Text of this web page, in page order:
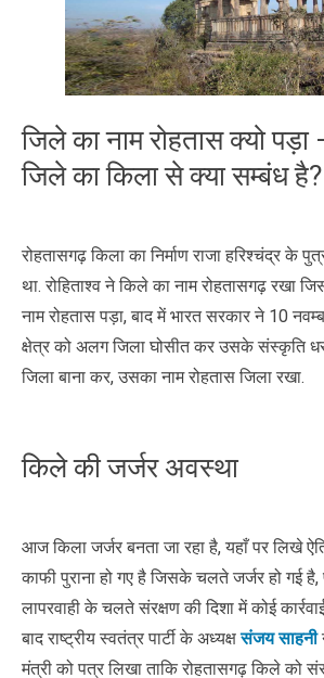
जिले का नाम रोहतास क्यो पड़ा
जिले का किला से क्या सम्बंध है?
रोहतासगढ़ किला का निर्माण राजा हरिश्चंद्र के
था. रोहिताश्व ने किले का नाम रोहतासगढ़ रखा
नाम रोहतास पड़ा, बाद में भारत सरकार ने 10
क्षेत्र को अलग जिला घोसीत कर उसके संस्कृति
जिला बाना कर, उसका नाम रोहतास जिला रखा.
किले की जर्जर अवस्था
आज किला जर्जर बनता जा रहा है, यहाँ पर लिखे
काफी पुराना हो गए है जिसके चलते जर्जर हो गई है,
लापरवाही के चलते संरक्षण की दिशा में कोई
बाद राष्ट्रीय स्वतंत्र पार्टी के अध्यक्षसंजय साहनी
मंत्री को पत्र लिखा ताकि रोहतासगढ़ किले को